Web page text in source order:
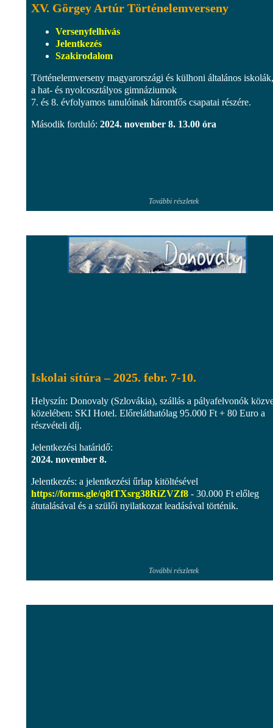
XV. Görgey Artúr Történelemverseny
Versenyfelhívás
Jelentkezés
Szakirodalom
Történelemverseny magyarországi és külhoni általános
a hat- és nyolcosztályos gimnáziumok
7. és 8. évfolyamos tanulóinak háromfős csapatai részére.
Második forduló: 2024. november 8. 13.00 óra
További részletek
Iskolai sítúra – 2025. febr. 7-10.
Helyszín: Donovaly (Szlovákia), szállás a pályafelvonók
közelében: SKI Hotel. Előreláthatólag 95.000 Ft + 80 Euro a
részvételi díj.
Jelentkezési határidő:
2024. november 8.
Jelentkezés: a jelentkezési űrlap kitöltésével
https://forms.gle/q8tTXsrg38RiZVZf8 - 30.000 Ft előleg
átutalásával és a szülői nyilatkozat leadásával történik.
További részletek